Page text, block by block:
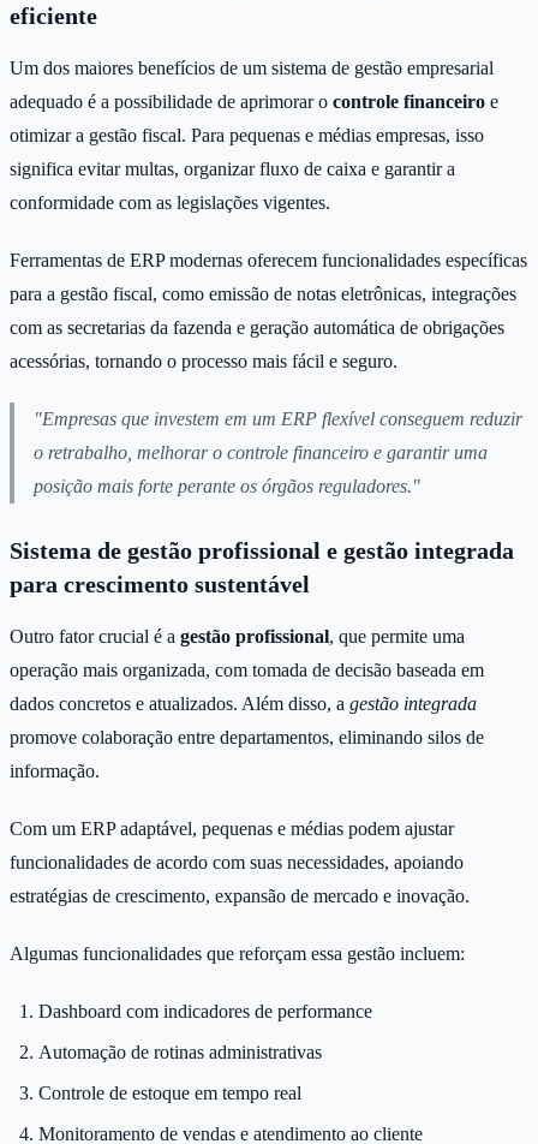
eficiente
Um dos maiores benefícios de um sistema de gestão empresarial
adequado é a possibilidade de aprimorar o controle financeiro e
otimizar a gestão fiscal. Para pequenas e médias empresas, isso
significa evitar multas, organizar fluxo de caixa e garantir a
conformidade com as legislações vigentes.
Ferramentas de ERP modernas oferecem funcionalidades específicas
para a gestão fiscal, como emissão de notas eletrônicas, integrações
com as secretarias da fazenda e geração automática de obrigações
acessórias, tornando o processo mais fácil e seguro.
"Empresas que investem em um ERP flexível conseguem reduzir
o retrabalho, melhorar o controle financeiro e garantir uma
posição mais forte perante os órgãos reguladores."
Sistema de gestão profissional e gestão integrada
para crescimento sustentável
Outro fator crucial é a gestão profissional, que permite uma
operação mais organizada, com tomada de decisão baseada em
dados concretos e atualizados. Além disso, a gestão integrada
promove colaboração entre departamentos, eliminando silos de
informação.
Com um ERP adaptável, pequenas e médias podem ajustar
funcionalidades de acordo com suas necessidades, apoiando
estratégias de crescimento, expansão de mercado e inovação.
Algumas funcionalidades que reforçam essa gestão incluem:
Dashboard com indicadores de performance
Automação de rotinas administrativas
Controle de estoque em tempo real
Monitoramento de vendas e atendimento ao cliente